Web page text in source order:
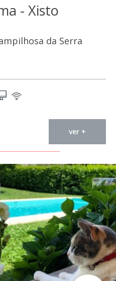
- Xisto
da Serra
ver +